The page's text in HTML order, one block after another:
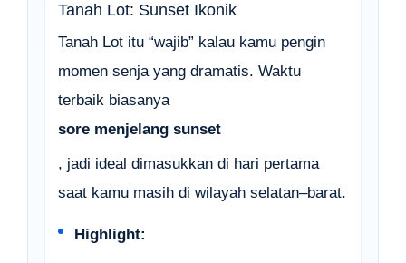
Tanah Lot: Sunset Ikonik
Tanah Lot itu “wajib” kalau kamu pengin
momen senja yang dramatis. Waktu
terbaik biasanya
sore menjelang sunset
, jadi ideal dimasukkan di hari pertama
saat kamu masih di wilayah selatan–barat.
Highlight: